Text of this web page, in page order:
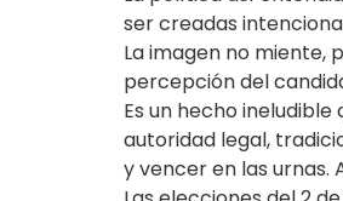
ser creadas
La imagen no miente,
percepción del
Es un hecho ineludible
autoridad legal,
y vencer en las urnas.